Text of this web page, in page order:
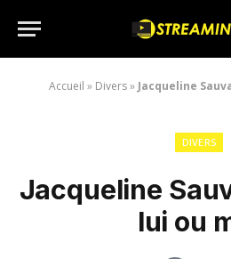
Accueil » Divers» Jacqueline
DIVERS
Jacqueline
lui ou